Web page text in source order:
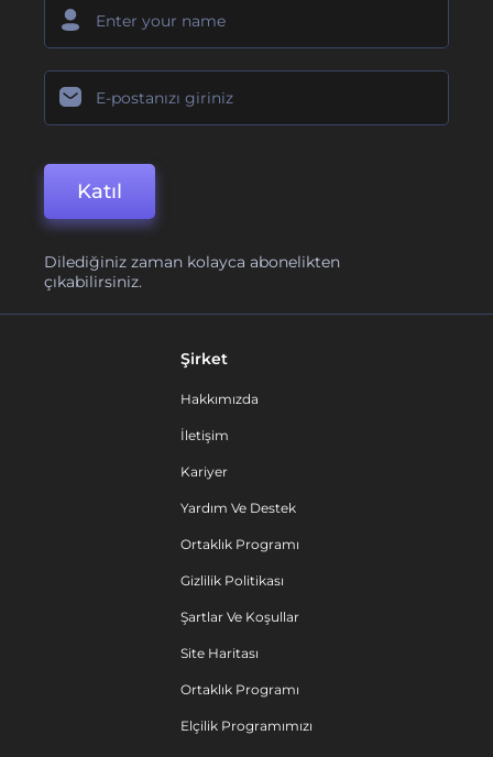
Katıl
Dilediğiniz zaman kolayca abonelikten
çıkabilirsiniz.
Şirket
Hakkımızda
İletişim
Kariyer
Yardım Ve Destek
Ortaklık Programı
Gizlilik Politikası
Şartlar Ve Koşullar
Site Haritası
Ortaklık Programı
Elçilik Programımızı